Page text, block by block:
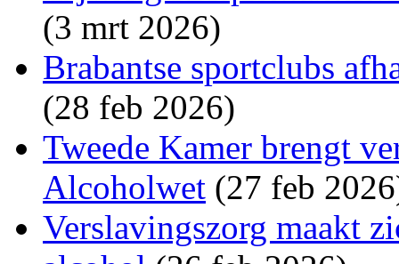
(3 mrt 2026)
Brabantse sportclubs
(28 feb 2026)
Tweede Kamer brengt
Alcoholwet (27 feb
Verslavingszorg maakt